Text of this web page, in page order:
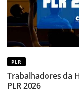
PLR
Trabalhadores da
PLR 2026